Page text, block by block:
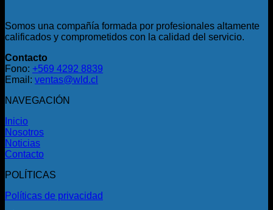
Somos una compañía formada por profesionales altamente
calificados y comprometidos con la calidad del servicio.
Contacto
Fono: +569 4292 8839
Email: ventas@wld.cl
NAVEGACIÓN
Inicio
Nosotros
Noticias
Contacto
POLÍTICAS
Políticas de privacidad